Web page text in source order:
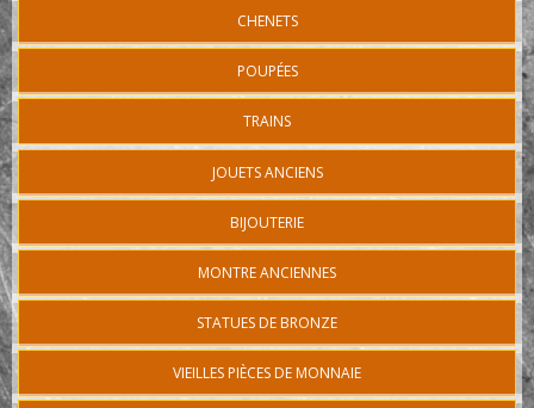
CHENETS
POUPÉES
TRAINS
JOUETS ANCIENS
BIJOUTERIE
MONTRE ANCIENNES
STATUES DE BRONZE
VIEILLES PIÈCES DE MONNAIE